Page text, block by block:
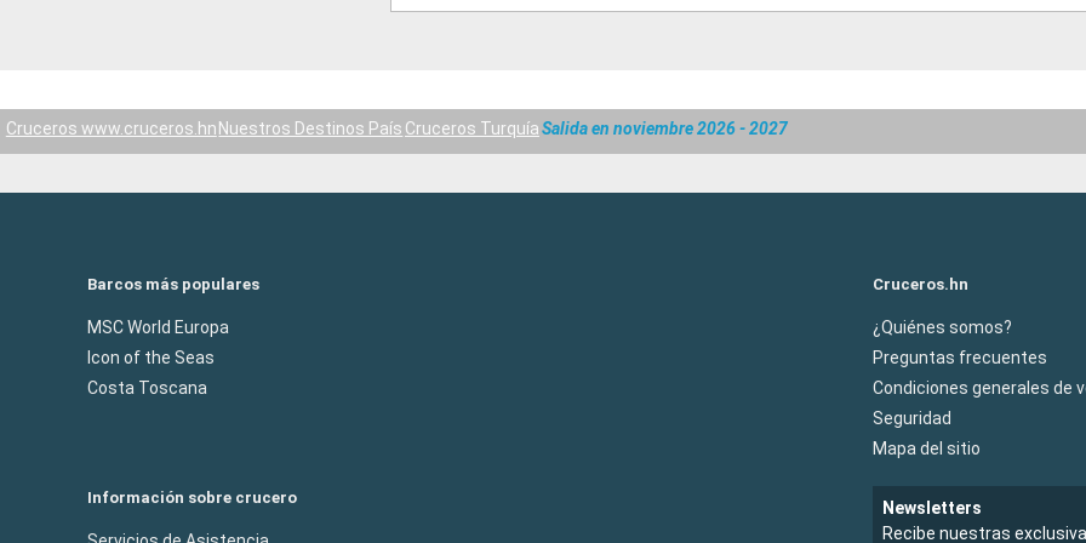
Cruceros www.cruceros.hn Nuestros Destinos País Cruceros TurquíaSalida en noviembre 2026 - 2027
Barcos más populares
MSC World Europa
Icon of the Seas
Costa Toscana
Cruceros.hn
¿Quiénes somos?
Preguntas frecuentes
Condiciones generales de
Seguridad
Mapa del sitio
Información sobre crucero
Newsletters
Recibe nuestras